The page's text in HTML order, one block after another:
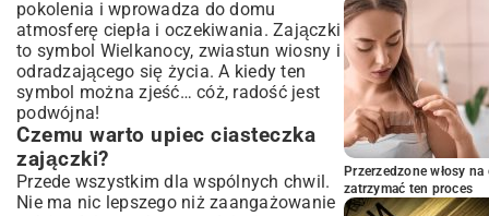
zajączków
Krok po kroku: Jak przygotować
elastyczne ciasto kruche?
Odpoczynek ciasta – klucz do sukcesu
Magia Wykrawania i Pieczenia:
Formowanie i Idealny Złocisty Kolor
Jak wykrawać kształty zajączków –
praktyczne porady
Sekrety pieczenia: temperatura i czas
pokolenia i wprowadza do domu
atmosferę ciepła i oczekiwania. Zajączki
to symbol Wielkanocy, zwiastun wiosny i
odradzającego się życia. A kiedy ten
symbol można zjeść… cóż, radość jest
podwójna!
Czemu warto upiec ciasteczka
zajączki?
Przede wszystkim dla wspólnych chwil.
Nie ma nic lepszego niż zaangażowanie
Przerzedzone włosy
zatrzymać ten proces